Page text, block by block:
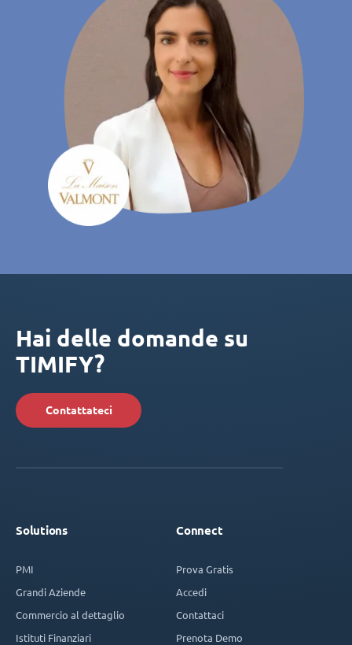
Hai delle domande su
TIMIFY?
Contattateci
Solutions
PMI
Grandi Aziende
Commercio al dettaglio
Istituti Finanziari
Connect
Prova Gratis
Accedi
Contattaci
Prenota Demo